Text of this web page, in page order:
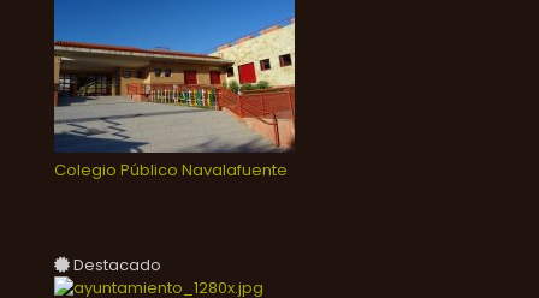
Colegio Público Navalafuente
Destacado